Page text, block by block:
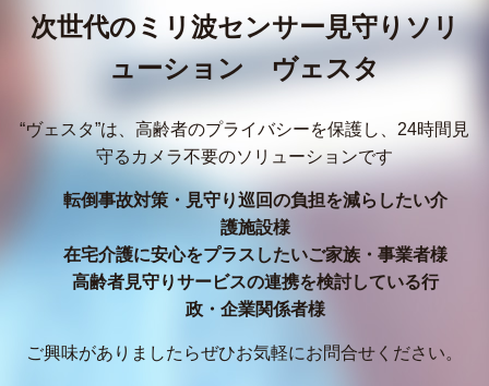
次世代のミリ波センサー見守りソリ
ューション ヴェスタ
“ヴェスタ”は、高齢者のプライバシーを保護し、24時間見
守るカメラ不要のソリューションです
転倒事故対策・見守り巡回の負担を減らしたい介
護施設様
在宅介護に安心をプラスしたいご家族・事業者様
高齢者見守りサービスの連携を検討している行
政・企業関係者様
ご興味がありましたらぜひお気軽にお問合せください。